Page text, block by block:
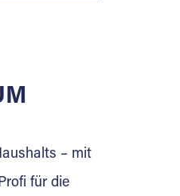
und
– mit
für die